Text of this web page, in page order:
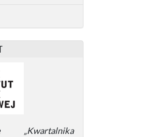
„Kwartalnika